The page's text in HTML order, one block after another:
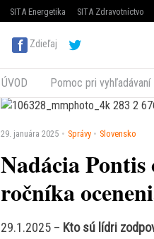
SITA Energetika SITA Zdravotníctvo
Zdieľaj
ÚVOD Pomoc pri vyhľadávaní
29. januára 2025 Správy Slovensko
Nadácia
ročníka
29.1.2025 – Kto sú lídri